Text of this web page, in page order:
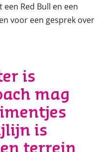
Red Bull en een
voor een gesprek over
is
mag
is
terrein